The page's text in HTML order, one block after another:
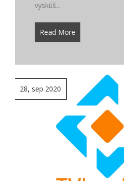
vyskúš...
Read More
28, sep 2020